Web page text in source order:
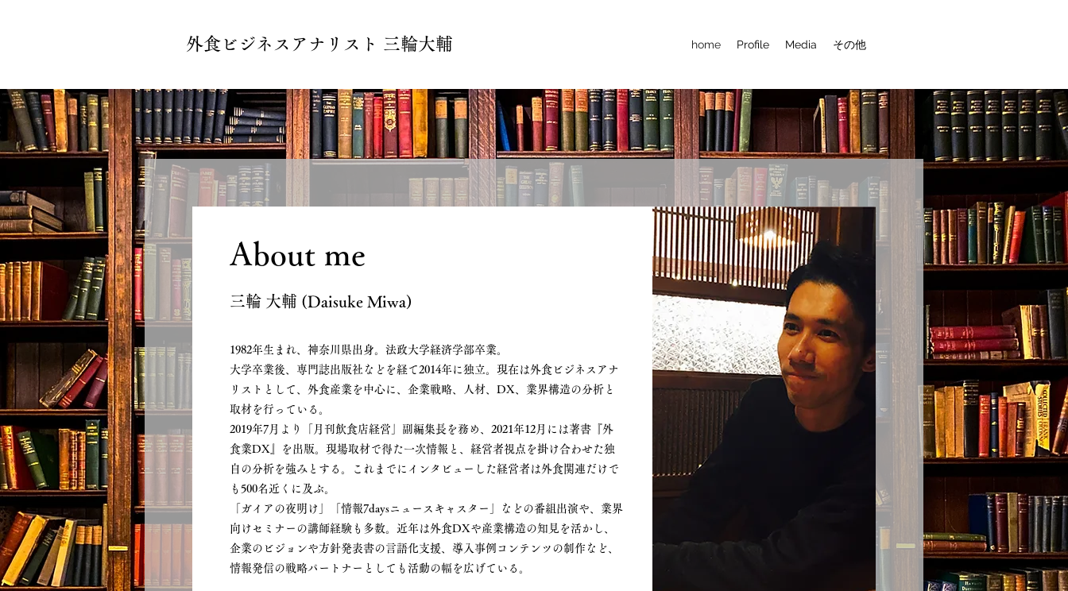
外食ビジネスアナリスト 三輪大輔 home Profile Media その他
About me
三輪 大輔 (Daisuke Miwa)
1982年生まれ、神奈川県出身。法政大学経済学部卒業。
大学卒業後、専門誌出版社などを経て2014年に独立。現在は外食ビジネスアナ
リストとして、外食産業を中心に、企業戦略、人材、DX、業界構造の分析と
取材を行っている。
2019年7月より「月刊飲食店経営」副編集長を務め、2021年12月には著書『外
食業DX』を出版。現場取材で得た一次情報と、経営者視点を掛け合わせた独
自の分析を強みとする。これまでにインタビューした経営者は外食関連だけで
も500名近くに及ぶ。
「ガイアの夜明け」「情報7daysニュースキャスター」などの番組出演や、業界
向けセミナーの講師経験も多数。近年は外食DXや産業構造の知見を活かし、
企業のビジョンや方針発表書の言語化支援、導入事例コンテンツの制作など、
情報発信の戦略パートナーとしても活動の幅を広げている。